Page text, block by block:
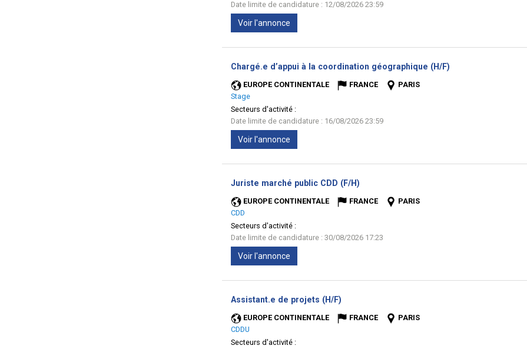
Date limite de candidature : 12/08/2026 23:59
Voir l'annonce
Chargé.e d’appui à la coordination géographique (H/F)
EUROPE CONTINENTALE FRANCE
PARIS
Stage
Secteurs d'activité :
Date limite de candidature : 16/08/2026 23:59
Voir l'annonce
Juriste marché public CDD (F/H)
EUROPE CONTINENTALE FRANCE
PARIS
CDD
Secteurs d'activité :
Date limite de candidature : 30/08/2026 17:23
Voir l'annonce
Assistant.e de projets (H/F)
EUROPE CONTINENTALE FRANCE
PARIS
CDDU
Secteurs d'activité :